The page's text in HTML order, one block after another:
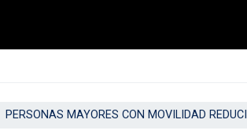
PERSONAS MAYORES CON MOVILIDAD